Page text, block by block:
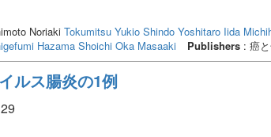
Noriaki Tokumitsu Yukio Shindo Yoshitaro Iida
Hazama Shoichi Oka Masaaki Publishers : 癌
ルス腸炎の1例